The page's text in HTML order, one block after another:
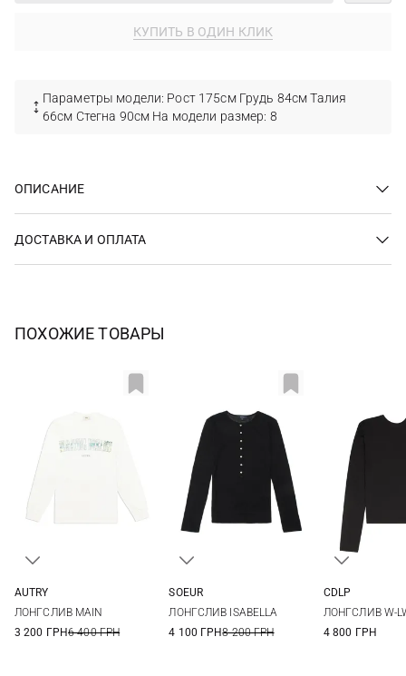
КУПИТЬ В ОДИН КЛИК
Параметры модели: Рост 175см Грудь 84см Талия
66см Стегна 90см На модели размер: 8
ОПИСАНИЕ
ДОСТАВКА И ОПЛАТА
ПОХОЖИЕ ТОВАРЫ
AUTRY
ЛОНГСЛИВ MAIN
3 200 ГРН6 400 ГРН
SOEUR
ЛОНГСЛИВ ISABELLA
4 100 ГРН8 200 ГРН
CDLP
ЛОНГСЛИВ W-
4 800 ГРН